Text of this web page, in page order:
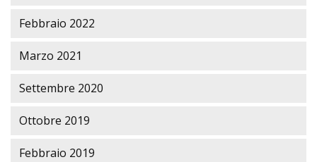
Febbraio 2022
Marzo 2021
Settembre 2020
Ottobre 2019
Febbraio 2019